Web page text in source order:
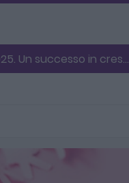
Un successo in cres...